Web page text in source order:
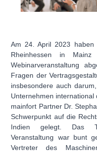
Am 24. April 2023 haben
Rheinhessen in
Webinarveranstaltung
Fragen der
insbesondere auch
Unternehmen
mainfort Partner Dr.
Schwerpunkt auf die
Indien gelegt. Das
Veranstaltung war bunt
Vertreter des